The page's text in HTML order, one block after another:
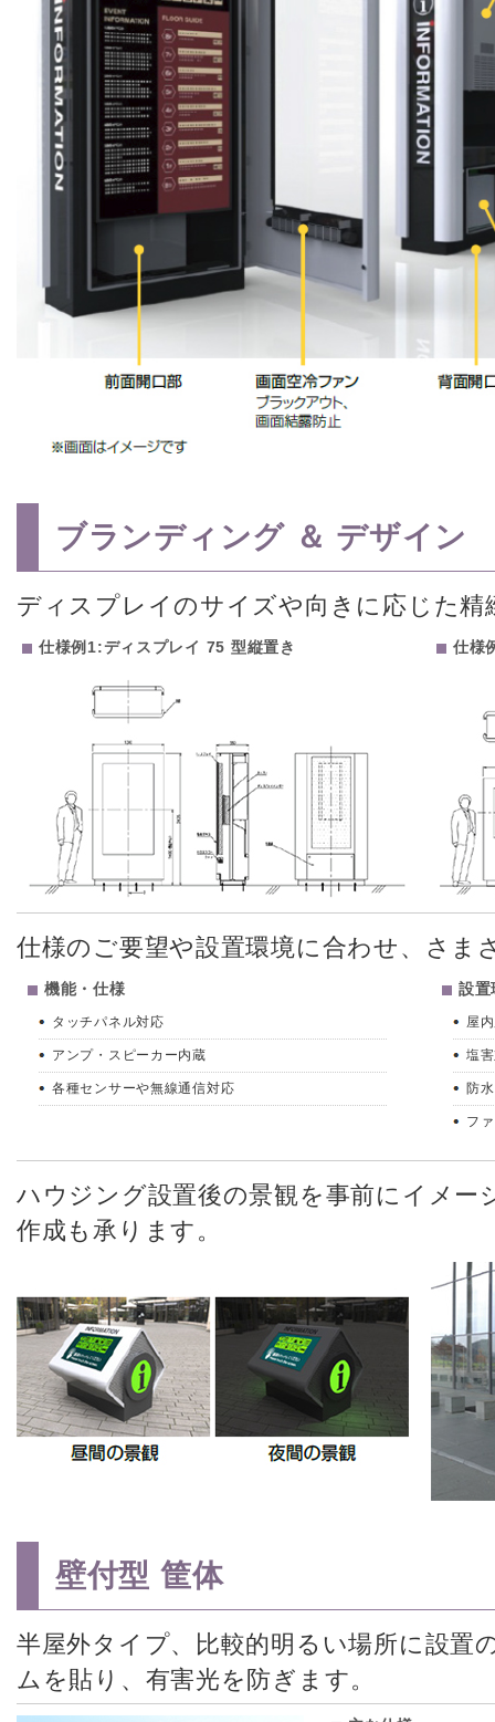
ブランディング ＆ デザイン
ディスプレイのサイズや向きに応じた精
仕様例1:ディスプレイ 75 型縦置き 仕様
仕様のご要望や設置環境に合わせ、さま
機能・仕様
タッチパネル対応
アンプ・スピーカー内蔵
各種センサーや無線通信対応
設置
屋
塩
防
フ
ハウジング設置後の景観を事前にイメー
作成も承ります。
壁付型 筐体
半屋外タイプ、比較的明るい場所に設置
ムを貼り、有害光を防ぎます。